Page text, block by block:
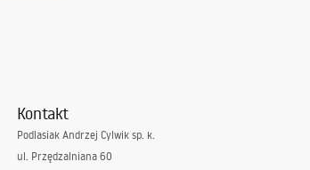
Kontakt
Podlasiak Andrzej Cylwik sp. k.
ul. Przędzalniana 60